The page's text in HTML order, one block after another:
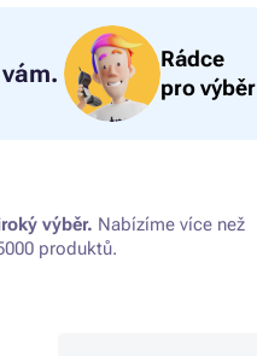
Rádce
pro výběr
výběr. Nabízíme více než
produktů.